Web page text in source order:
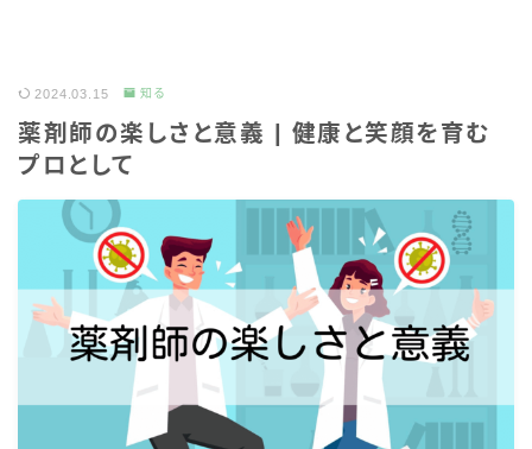
2024.03.15 知る
薬剤師の楽しさと意義 | 健康と笑顔を育む
プロとして